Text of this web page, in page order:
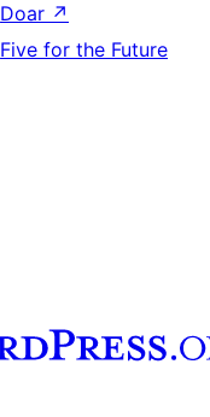
Doar ↗
Five for the Future